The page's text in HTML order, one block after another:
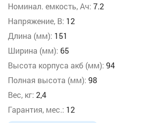
Номинал. емкость, Ач: 7.2
Напряжение, В: 12
Длина (мм): 151
Ширина (мм): 65
Высота корпуса акб (мм): 94
Полная высота (мм): 98
Вес, кг: 2,4
Гарантия, мес.: 12